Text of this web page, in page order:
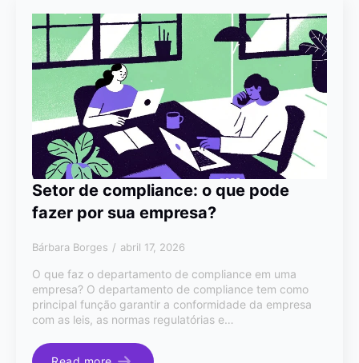
Setor de compliance: o que pode
fazer por sua empresa?
Bárbara Borges abril 17, 2026
O que faz o departamento de compliance em uma
empresa? O departamento de compliance tem como
principal função garantir a conformidade da empresa
com as leis, as normas regulatórias e…